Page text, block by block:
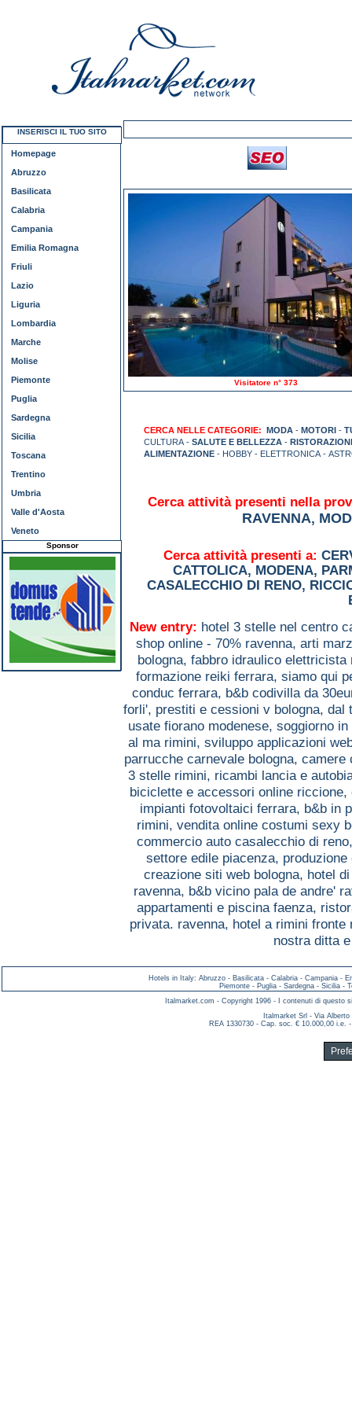
Visitatore n° 373
CERCA NELLE CATEGORIE: MODA - MOTORI -
CULTURA - SALUTE E BELLEZZA -
ALIMENTAZIONE - HOBBY - ELETTRONICA -
Cerca attività presenti nella
RAVENNA,
Cerca attività presenti a:
CATTOLICA, MODENA,
CASALECCHIO DI RENO,
New entry: hotel 3 stelle nel centro
shop online - 70% ravenna, arti
bologna, fabbro idraulico
formazione reiki ferrara, siamo qui
conduc ferrara, b&b codivilla da
forli', prestiti e cessioni v bologna, dal
usate fiorano modenese, soggiorno
al ma rimini, sviluppo applicazioni
parrucche carnevale bologna, camere
3 stelle rimini, ricambi lancia e
biciclette e accessori online riccione,
impianti fotovoltaici ferrara, b&b in
rimini, vendita online costumi sexy
commercio auto casalecchio di
settore edile piacenza,
creazione siti web bologna, hotel
ravenna, b&b vicino pala de andre'
appartamenti e piscina faenza,
privata. ravenna, hotel a rimini
nostra ditta
INSERISCI IL TUO SITO
Homepage
Abruzzo
Basilicata
Calabria
Campania
Emilia Romagna
Friuli
Lazio
Liguria
Lombardia
Marche
Molise
Piemonte
Puglia
Sardegna
Sicilia
Toscana
Trentino
Umbria
Valle d'Aosta
Veneto
Sponsor
Hotels in Italy: Abruzzo - Basilicata - Calabria - Campania -
Piemonte- Puglia- Sardegna- Sicilia-
Italmarket.com - Copyright 1996 - I contenuti di questo
Italmarket Srl - Via
REA 1330730 - Cap. soc. € 10.000,00 i.e.